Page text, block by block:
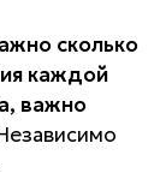
сколько
каждой
важно